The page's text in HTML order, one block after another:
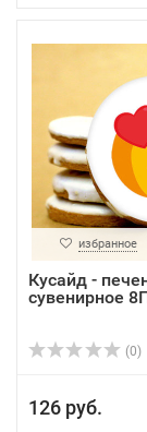
избранное
Кусайд -
сувенирное
(0)
126 руб.